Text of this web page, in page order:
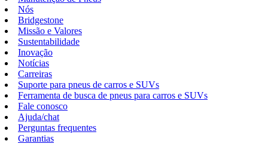
Nós
Bridgestone
Missão e Valores
Sustentabilidade
Inovação
Notícias
Carreiras
Suporte para pneus de carros e SUVs
Ferramenta de busca de pneus para carros e SUVs
Fale conosco
Ajuda/chat
Perguntas frequentes
Garantias